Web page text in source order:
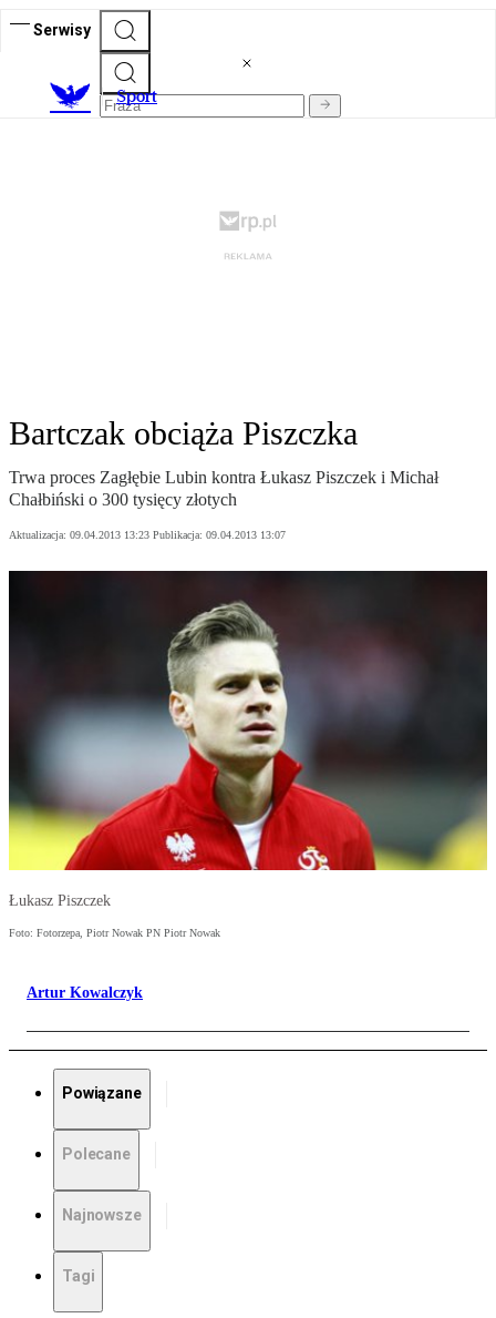
Serwisy
Sport
Bartczak obciąża Piszczka
Trwa proces Zagłębie Lubin kontra Łukasz Piszczek i Michał
Chałbiński o 300 tysięcy złotych
Aktualizacja: 09.04.2013 13:23 Publikacja: 09.04.2013 13:07
Łukasz Piszczek
Foto: Fotorzepa, Piotr Nowak PN Piotr Nowak
Artur Kowalczyk
Powiązane
Polecane
Najnowsze
Tagi